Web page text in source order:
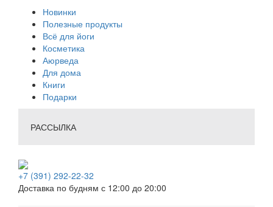
Новинки
Полезные продукты
Всё для йоги
Косметика
Аюрведа
Для дома
Книги
Подарки
РАССЫЛКА
+7 (391) 292-22-32
Доставка по будням с 12:00 до 20:00